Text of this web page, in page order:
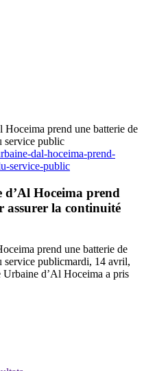
dal-hoceima-prend-
service-public
Hoceima prend
assurer la continuité
prend une batterie de
service publicmardi, 14 avril,
d’Al Hoceima a pris